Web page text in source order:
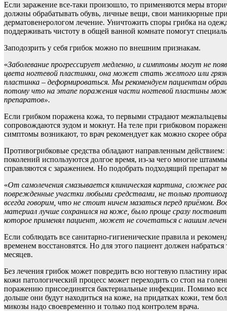
Если заражение все-таки произошло, то применяются меры
должны обрабатывать обувь, личные вещи, свои маникюрные
дерматовенерологом лечение. Уничтожить споры грибка на
поддерживать чистоту в общей ванной комнате помогут
Заподозрить у себя грибок можно по внешним признакам.
«Заболевание прогрессирует медленно, и симптомы могут не
цвета ногтевой пластинки, она может стать желтого или
пластинка – деформироваться. Мы рекомендуем пациентам
потому что на этапе поражения части ногтевой пластины
препаратов».
Если грибком поражена кожа, то первыми страдают
сопровождаются зудом и мокнут. На теле при грибковом
симптомы возникают, то врач рекомендует как можно скорее
Противогрибковые средства обладают направленным
поколений используются долгое время, из-за чего многие
справляются с заражением. Но подобрать подходящий препарат
«От самолечения смазывается клиническая картина, сложнее
поврежденные участки любыми средствами, не только
всегда говорим, что не стоит ничем мазаться перед приёмом.
материал лучше сохранился на коже, было проще сразу
которое применял пациент, может не сочетаться с нашим
Если соблюдать все санитарно-гигиенические правила и
временем восстановятся. Но для этого пациент должен
месяцев.
Без лечения грибок может повредить всю ногтевую пластину
кожи патологический процесс может переходить со стоп на
поражению присоединятся бактериальные инфекции. Помимо
дольше они будут находиться на коже, на придатках кожи, тем
микозы надо своевременно и только под контролем врача.